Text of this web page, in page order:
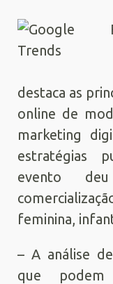
destaca as
online de
marketing
estratégias
evento
feminina,
– A análise
que podem